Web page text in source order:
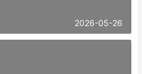
2026-05-26